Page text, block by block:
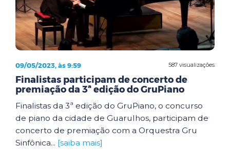
587 visualizações
09/05/2023, às 9:59
Finalistas participam de concerto de
premiação da 3ª edição do GruPiano
Finalistas da 3ª edição do GruPiano, o concurso
de piano da cidade de Guarulhos, participam de
concerto de premiação com a Orquestra Gru
Sinfônica... [saiba mais]